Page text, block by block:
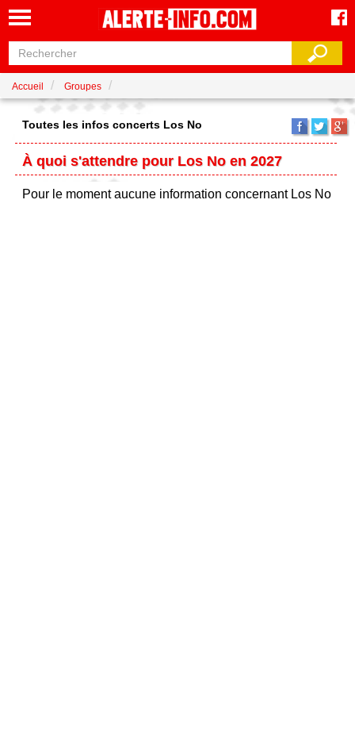
Accueil Groupes
Toutes les infos concerts Los No
À quoi s'attendre pour Los No en 2027
Pour le moment aucune information concernant Los No